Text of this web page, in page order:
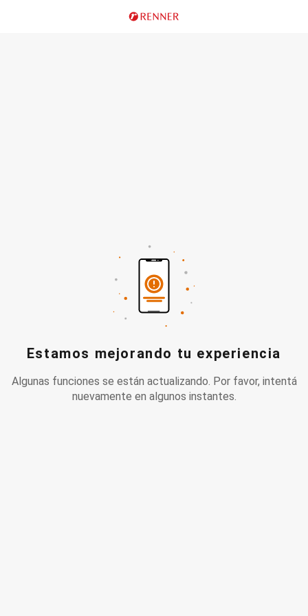
Estamos mejorando tu experiencia
Algunas funciones se están actualizando. Por favor, intentá
nuevamente en algunos instantes.